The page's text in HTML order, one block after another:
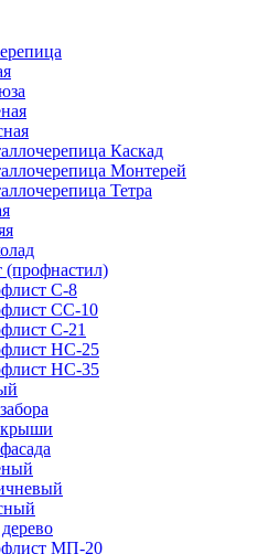
Каскад
Монтерей
Тетра
(профнастил)
С-8
СС-10
C-21
НС-25
НС-35
крыши
МП-20